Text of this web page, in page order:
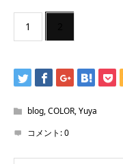
1
blog,COLOR,Yuya
コメント:0